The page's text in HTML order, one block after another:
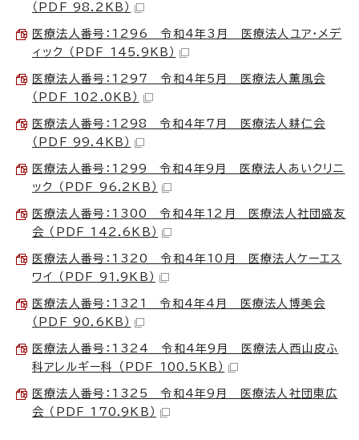
（PDF 98.2KB）
医療法人番号：1296 令和4年3月 医療法人ユア・メデ
ィック （PDF 145.9KB）
医療法人番号：1297 令和4年5月 医療法人薫風会
（PDF 102.0KB）
医療法人番号：1298 令和4年7月 医療法人耕仁会
（PDF 99.4KB）
医療法人番号：1299 令和4年9月 医療法人あいクリニ
ック （PDF 96.2KB）
医療法人番号：1300 令和4年12月 医療法人社団盛友
会 （PDF 142.6KB）
医療法人番号：1320 令和4年10月 医療法人ケーエス
ワイ （PDF 91.9KB）
医療法人番号：1321 令和4年4月 医療法人博美会
（PDF 90.6KB）
医療法人番号：1324 令和4年9月 医療法人西山皮ふ
科アレルギー科 （PDF 100.5KB）
医療法人番号：1325 令和4年9月 医療法人社団東広
会 （PDF 170.9KB）